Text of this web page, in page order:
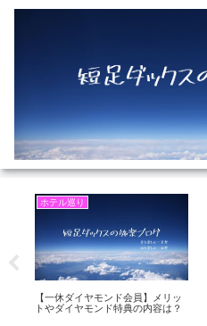
ホテル巡り
【一休ダイヤモンド会員】メリッ
トやダイヤモンド特典の内容は？